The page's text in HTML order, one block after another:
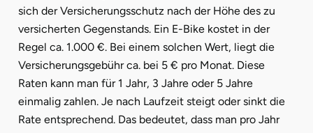
sich der Versicherungsschutz nach der Höhe des zu
versicherten Gegenstands. Ein E-Bike kostet in der
Regel ca. 1.000 €. Bei einem solchen Wert, liegt die
Versicherungsgebühr ca. bei 5 € pro Monat. Diese
Raten kann man für 1 Jahr, 3 Jahre oder 5 Jahre
einmalig zahlen. Je nach Laufzeit steigt oder sinkt die
Rate entsprechend. Das bedeutet, dass man pro Jahr